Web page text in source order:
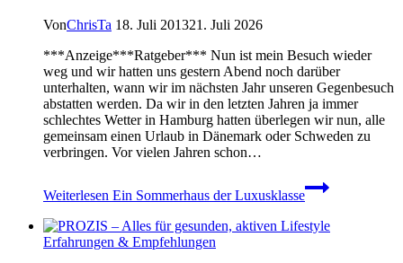
VonChrisTa 18. Juli 201321. Juli 2026
***Anzeige***Ratgeber*** Nun ist mein Besuch wieder
weg und wir hatten uns gestern Abend noch darüber
unterhalten, wann wir im nächsten Jahr unseren Gegenbesuch
abstatten werden. Da wir in den letzten Jahren ja immer
schlechtes Wetter in Hamburg hatten überlegen wir nun, alle
gemeinsam einen Urlaub in Dänemark oder Schweden zu
verbringen. Vor vielen Jahren schon…
Weiterlesen Ein Sommerhaus der Luxusklasse
Erfahrungen & Empfehlungen